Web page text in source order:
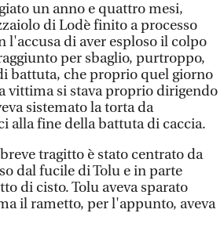
un anno e quattro mesi,
di Lodè finito a processo
l'accusa di aver esploso il colpo
per sbaglio, purtroppo,
battuta, che proprio quel giorno
vittima si stava proprio dirigendo
sistemato la torta da
alla fine della battuta di caccia.
tragitto è stato centrato da
dal fucile di Tolu e in parte
di cisto. Tolu aveva sparato
il rametto, per l'appunto, aveva